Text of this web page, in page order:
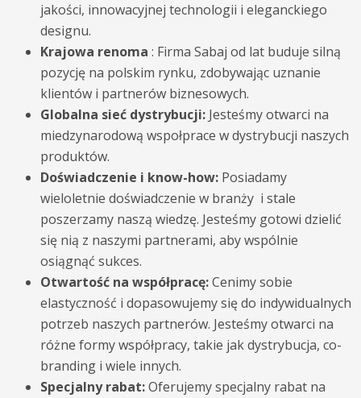
jakości, innowacyjnej technologii i eleganckiego
designu.
Krajowa renoma : Firma Sabaj od lat buduje silną
pozycję na polskim rynku, zdobywając uznanie
klientów i partnerów biznesowych.
Globalna sieć dystrybucji: Jesteśmy otwarci na
miedzynarodową wspołprace w dystrybucji naszych
produktów.
Doświadczenie i know-how: Posiadamy
wieloletnie doświadczenie w branży i stale
poszerzamy naszą wiedzę. Jesteśmy gotowi dzielić
się nią z naszymi partnerami, aby wspólnie
osiągnąć sukces.
Otwartość na współpracę:Cenimy sobie
elastyczność i dopasowujemy się do indywidualnych
potrzeb naszych partnerów. Jesteśmy otwarci na
różne formy współpracy, takie jak dystrybucja, co-
branding i wiele innych.
Specjalny rabat:Oferujemy specjalny rabat na